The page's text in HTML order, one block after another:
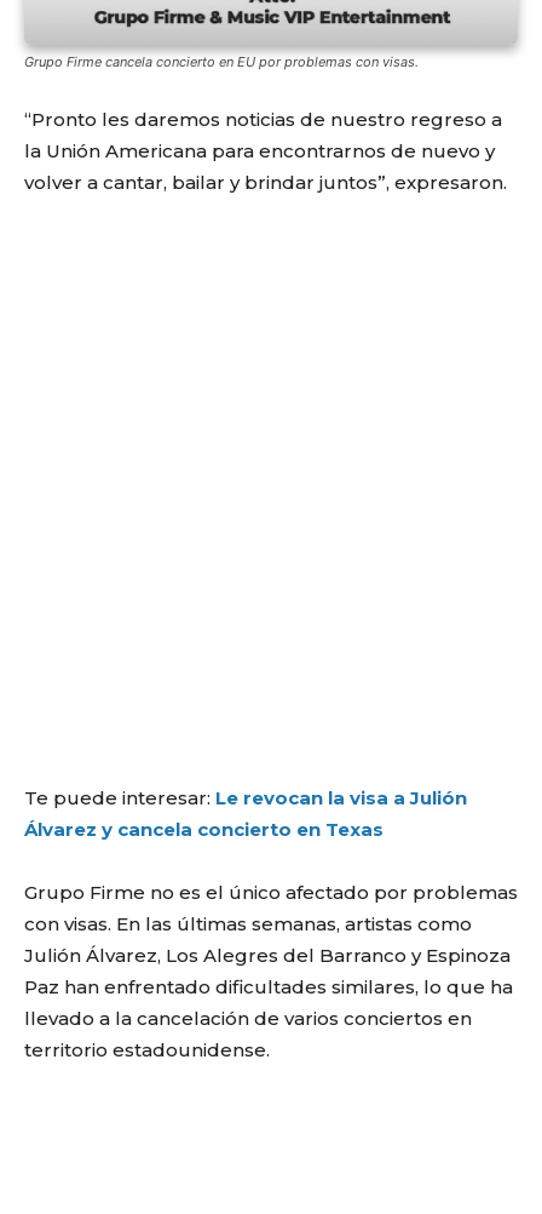
Grupo Firme cancela concierto en EU por problemas con visas.
“Pronto les daremos noticias de nuestro regreso a
la Unión Americana para encontrarnos de nuevo y
volver a cantar, bailar y brindar juntos”, expresaron.
Te puede interesar: Le revocan la visa a Julión
Álvarez y cancela concierto en Texas
Grupo Firme no es el único afectado por problemas
con visas. En las últimas semanas, artistas como
Julión Álvarez, Los Alegres del Barranco y Espinoza
Paz han enfrentado dificultades similares, lo que ha
llevado a la cancelación de varios conciertos en
territorio estadounidense.